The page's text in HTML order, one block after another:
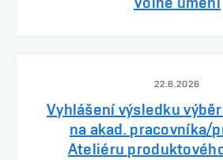
22.6.2026
Vyhlášení výsledku
na akad. pracovníka/
Ateliéru